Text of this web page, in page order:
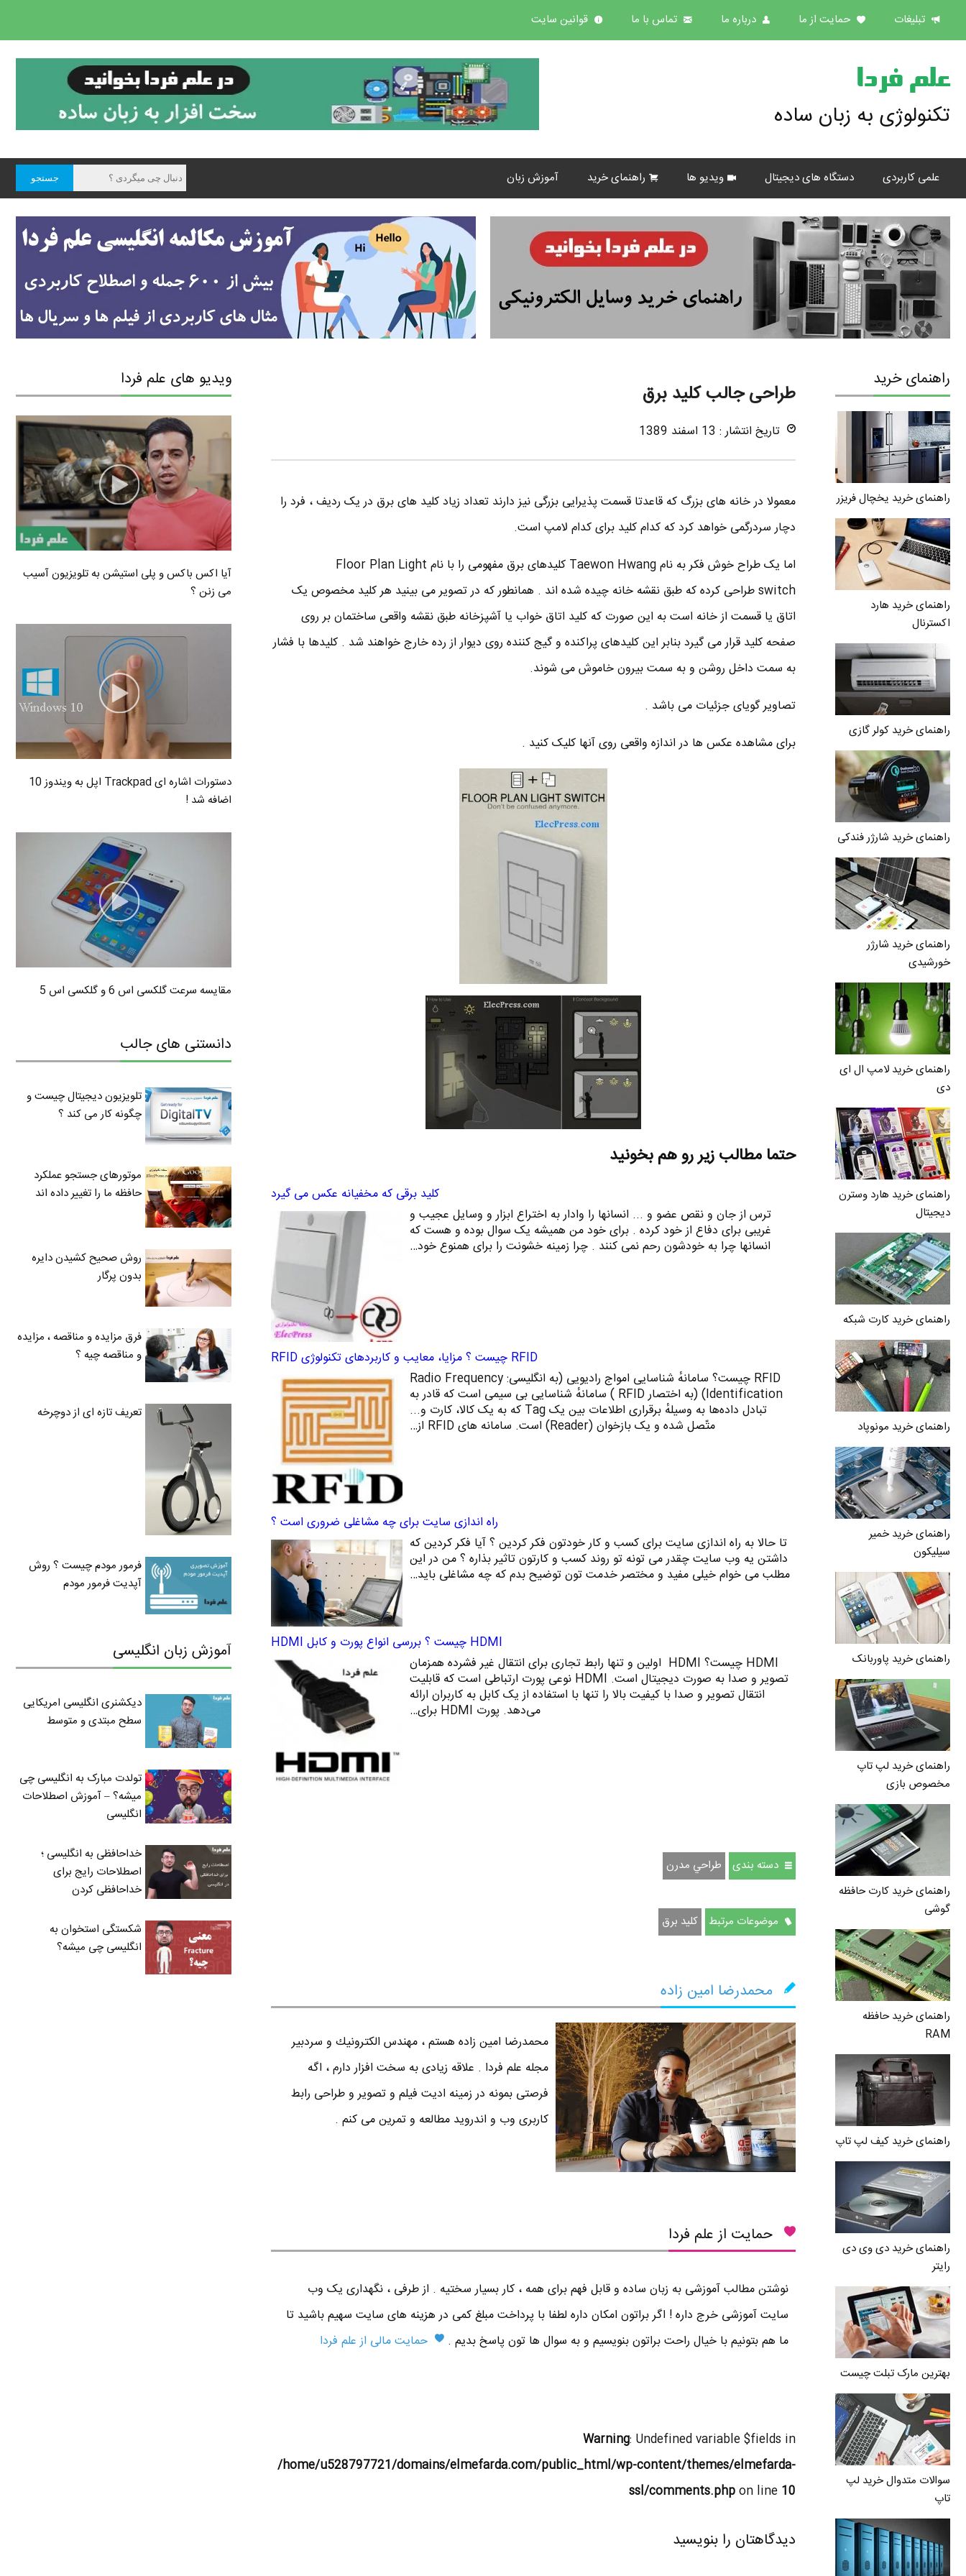
تبلیغات حمایت از ما درباره ما تماس با ما قوانین سایت
علم فردا
تکنولوژی به زبان ساده
علمی کاربردی دستگاه های دیجیتال ویدیو ها راهنمای خرید آموزش زبان
راهنمای خرید
راهنمای خرید یخچال فریزر
راهنمای خرید هارد
اکسترنال
راهنمای خرید کولر گازی
راهنمای خرید شارژر فندکی
راهنمای خرید شارژر
خورشیدی
راهنمای خرید لامپ ال ای
دی
راهنمای خرید هارد وسترن
دیجیتال
راهنمای خرید کارت شبکه
راهنمای خرید مونوپاد
راهنمای خرید خمیر
سیلیکون
راهنمای خرید پاوربانک
راهنمای خرید لپ تاپ
مخصوص بازی
راهنمای خرید کارت حافظه
گوشی
راهنمای خرید حافظه
RAM
راهنمای خرید کیف لپ تاپ
راهنمای خرید دی وی دی
رایتر
بهترین مارک تبلت چیست
سوالات متدوال خرید لپ
تاپ
طراحی جالب کلید برق
تاریخ انتشار : 13 اسفند 1389
معمولا در خانه های بزرگ که قاعدتا قسمت پذیرایی بزرگی نیز دارند تعداد زیاد کلید های برق در یک ردیف ، فرد را
دچار سردرگمی خواهد کرد که کدام کلید برای کدام لامپ است.
اما یک طراح خوش فکر به نام Taewon Hwang کلیدهای برق مفهومی را با نام Floor Plan Light
switch طراحی کرده که طبق نقشه خانه چیده شده اند . همانطور که در تصویر می بینید هر کلید مخصوص یک
اتاق یا قسمت از خانه است به این صورت که کلید اتاق خواب یا آشپزخانه طبق نقشه واقعی ساختمان بر روی
صفحه کلید قرار می گیرد بنابر این کلیدهای پراکنده و گیج کننده روی دیوار از رده خارج خواهند شد . کلیدها با فشار
به سمت داخل روشن و به سمت بیرون خاموش می شوند.
تصاویر گویای جزئیات می باشد .
برای مشاهده عکس ها در اندازه واقعی روی آنها کلیک کنید .
حتما مطالب زیر رو هم بخونید
کلید برقی که مخفیانه عکس می گیرد
ترس از جان و نقص عضو و ... انسانها را وادار به اختراع ابزار و وسایل عجیب و
غریبی برای دفاع از خود کرده . برای خود من همیشه یک سوال بوده و هست که
انسانها چرا به خودشون رحم نمی کنند . چرا زمینه خشونت را برای همنوع خود…
RFID چیست ؟ مزایا، معایب و کاربردهای تکنولوژی RFID
RFID چیست؟ سامانهٔ شناسایی امواج رادیویی (به انگلیسی: Radio Frequency
Identification)‏ (به اختصار RFID ) سامانهٔ شناسایی بی‌ سیمی است که قادر به
تبادل داده‌ها به ‌وسیلهٔ برقراری اطلاعات بین یک Tag که به یک کالا، کارت و...
متّصل شده‌ و یک بازخوان (Reader) است. سامانه‌ های RFID از…
راه اندازی سایت برای چه مشاغلی ضروری است ؟
تا حالا به راه اندازی سایت برای کسب و کار خودتون فکر کردین ؟ آیا فکر کردین که
داشتن یه وب سایت چقدر می تونه تو روند کسب و کارتون تاثیر بذاره ؟ من در این
مطلب می خوام خیلی مفید و مختصر خدمت تون توضیح بدم که چه مشاغلی باید…
HDMI چیست ؟ بررسی انواع پورت و کابل HDMI
HDMI چیست؟ HDMI اولین و تنها رابط تجاری برای انتقال غیر فشرده همزمان
تصویر و صدا به صورت دیجیتال است. HDMI نوعی پورت ارتباطی است که قابلیت
انتقال تصویر و صدا با کیفیت بالا را تنها با استفاده از یک کابل به کاربران ارائه
می‌دهد. پورت HDMI برای…
دسته بندی طراحي مدرن
موضوعات مرتبط کلید برق
محمدرضا امین زاده
محمدرضا امين زاده هستم ، مهندس الكترونيك و سردبير
مجله علم فردا . علاقه زیادی به سخت افزار دارم ، اگه
فرصتی بمونه در زمینه ادیت فیلم و تصویر و طراحی رابط
کاربری وب و اندروید مطالعه و تمرین می کنم .
حمایت از علم فردا
نوشتن مطالب آموزشی به زبان ساده و قابل فهم برای همه ، کار بسیار سختیه . از طرفی ، نگهداری یک وب
سایت آموزشی خرج داره ! اگر براتون امکان داره لطفا با پرداخت مبلغ کمی در هزینه های سایت سهیم باشید تا
ما هم بتونیم با خیال راحت براتون بنویسیم و به سوال ها تون پاسخ بدیم .
حمایت مالی از علم فردا
Warning: Undefined variable $fields in
/home/u528797721/domains/elmefarda.com/public_html/wp-content/themes/elmefarda-
ssl/comments.phpon line 10
دیدگاهتان را بنویسید
ویدیو های علم فردا
آیا اکس باکس و پلی استیشن به تلویزیون آسیب
می زنن ؟
دستورات اشاره ای Trackpad اپل به ویندوز 10
اضافه شد !
مقایسه سرعت گلکسی اس 6 و گلکسی اس 5
دانستنی های جالب
تلویزیون دیجیتال چیست و
چگونه کار می کند ؟
موتورهای جستجو عملکرد
حافظه ما را تغییر داده اند
روش صحیح کشیدن دایره
بدون پرگار
فرق مزایده و مناقصه ، مزایده
و مناقصه چیه ؟
تعریف تازه ای از دوچرخه
فرمور مودم چیست ؟ روش
آپدیت فرمور مودم
آموزش زبان انگلیسی
دیکشنری انگلیسی امریکایی
سطح مبتدی و متوسط
تولدت مبارک به انگلیسی چی
میشه؟ – آموزش اصطلاحات
انگلیسی
خداحافظی به انگلیسی ؛
اصطلاحات رایج برای
خداحافظی کردن
شکستگی استخوان به
انگلیسی چی میشه؟